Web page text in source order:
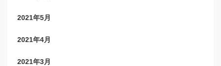
2021年5月
2021年4月
2021年3月